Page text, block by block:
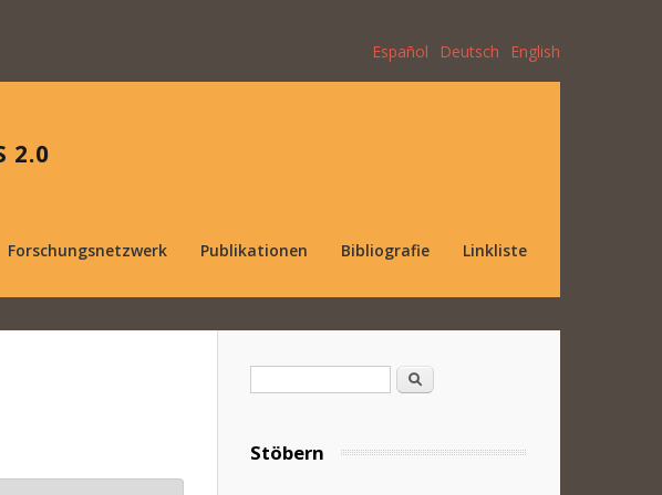
Español Deutsch English
2.0
Forschungsnetzwerk Publikationen Bibliografie Linkliste
Suche
Stöbern